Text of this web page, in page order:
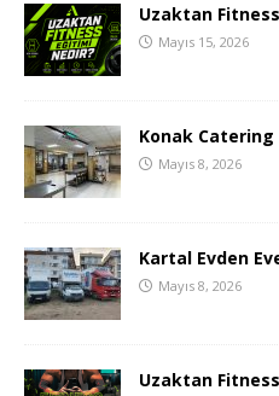
Uzaktan
Mayıs 15, 2026
Konak
Mayıs 8, 2026
Kartal Evden
Mayıs 8, 2026
Uzaktan